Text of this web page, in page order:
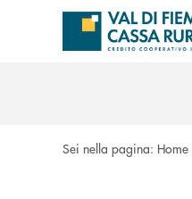
Salta al contenuto principale
Sei nella pagina: Home